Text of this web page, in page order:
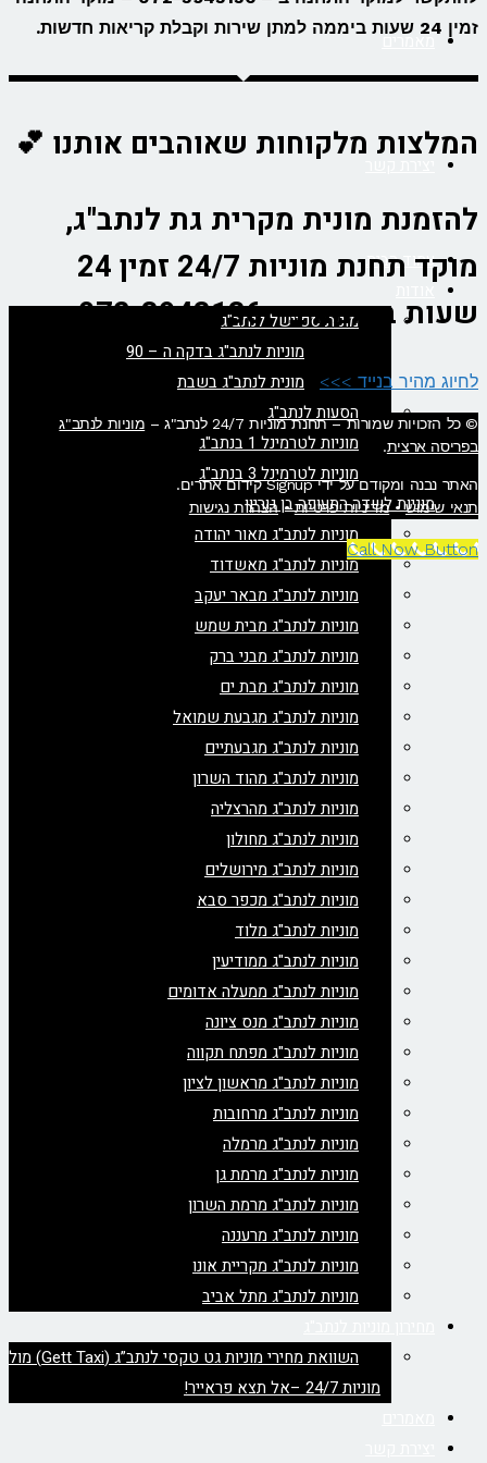
מאמרים
עמוד הבית
מונית ספיישל לנתב"ג
מוניות לנתב"ג בדקה ה – 90
מונית לנתב"ג בשבת
הסעות לנתב"ג
מוניות לטרמינל 1 בנתב"ג
מוניות לטרמינל 3 בנתב"ג
מוניות לשדה התעופה בן גוריון
מוניות לנתב"ג מאור יהודה
מוניות לנתב"ג מאשדוד
מוניות לנתב"ג מבאר יעקב
מוניות לנתב"ג מבית שמש
מוניות לנתב"ג מבני ברק
מוניות לנתב"ג מבת ים
מוניות לנתב"ג מגבעת שמואל
מוניות לנתב"ג מגבעתיים
מוניות לנתב"ג מהוד השרון
מוניות לנתב"ג מהרצליה
מוניות לנתב"ג מחולון
מוניות לנתב"ג מירושלים
מוניות לנתב"ג מכפר סבא
מוניות לנתב"ג מלוד
מוניות לנתב"ג ממודיעין
מוניות לנתב"ג ממעלה אדומים
מוניות לנתב"ג מנס ציונה
מוניות לנתב"ג מפתח תקווה
מוניות לנתב"ג מראשון לציון
מוניות לנתב"ג מרחובות
מוניות לנתב"ג מרמלה
מוניות לנתב"ג מרמת גן
מוניות לנתב"ג מרמת השרון
מוניות לנתב"ג מרעננה
מוניות לנתב"ג מקריית אונו
מוניות לנתב"ג מתל אביב
השוואת מחירי מוניות גט טקסי לנתב”ג (Gett Taxi) מול
מוניות 24/7 –אל תצא פראייר!
זמין 24 שעות ביממה למתן שירות וקבלת קריאות חדשות.
המלצות מלקוחות שאוהבים אותנו 💕
להזמנת מונית מקרית גת לנתב"ג,
מוקד תחנת מוניות 24/7 זמין 24
שעות ביממה ב - 072-3943136.
לחיוג מהיר בנייד >>>
© כל הזכויות שמורות – תחנת מוניות 24/7 לנתב"ג –
מוניות לנתב"ג
בפריסה ארצית.
האתר נבנה ומקודם על ידי Signup קידום אתרים.
תנאי שימוש•מדיניות פרטיות•הצהרת נגישות
Call Now Button